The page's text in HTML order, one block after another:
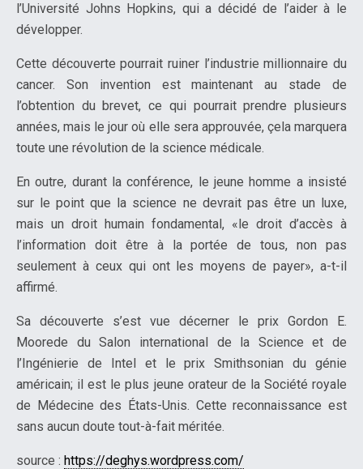
l’Université Johns Hopkins, qui a décidé de l’aider à le
développer.
Cette découverte pourrait ruiner l’industrie millionnaire du
cancer. Son invention est maintenant au stade de
l’obtention du brevet, ce qui pourrait prendre plusieurs
années, mais le jour où elle sera approuvée, çela marquera
toute une révolution de la science médicale.
En outre, durant la conférence, le jeune homme a insisté
sur le point que la science ne devrait pas être un luxe,
mais un droit humain fondamental, «le droit d’accès à
l’information doit être à la portée de tous, non pas
seulement à ceux qui ont les moyens de payer», a-t-il
affirmé.
Sa découverte s’est vue décerner le prix Gordon E.
Moorede du Salon international de la Science et de
l’Ingénierie de Intel et le prix Smithsonian du génie
américain; il est le plus jeune orateur de la Société royale
de Médecine des États-Unis. Cette reconnaissance est
sans aucun doute tout-à-fait méritée.
source : https://deghys.wordpress.com/